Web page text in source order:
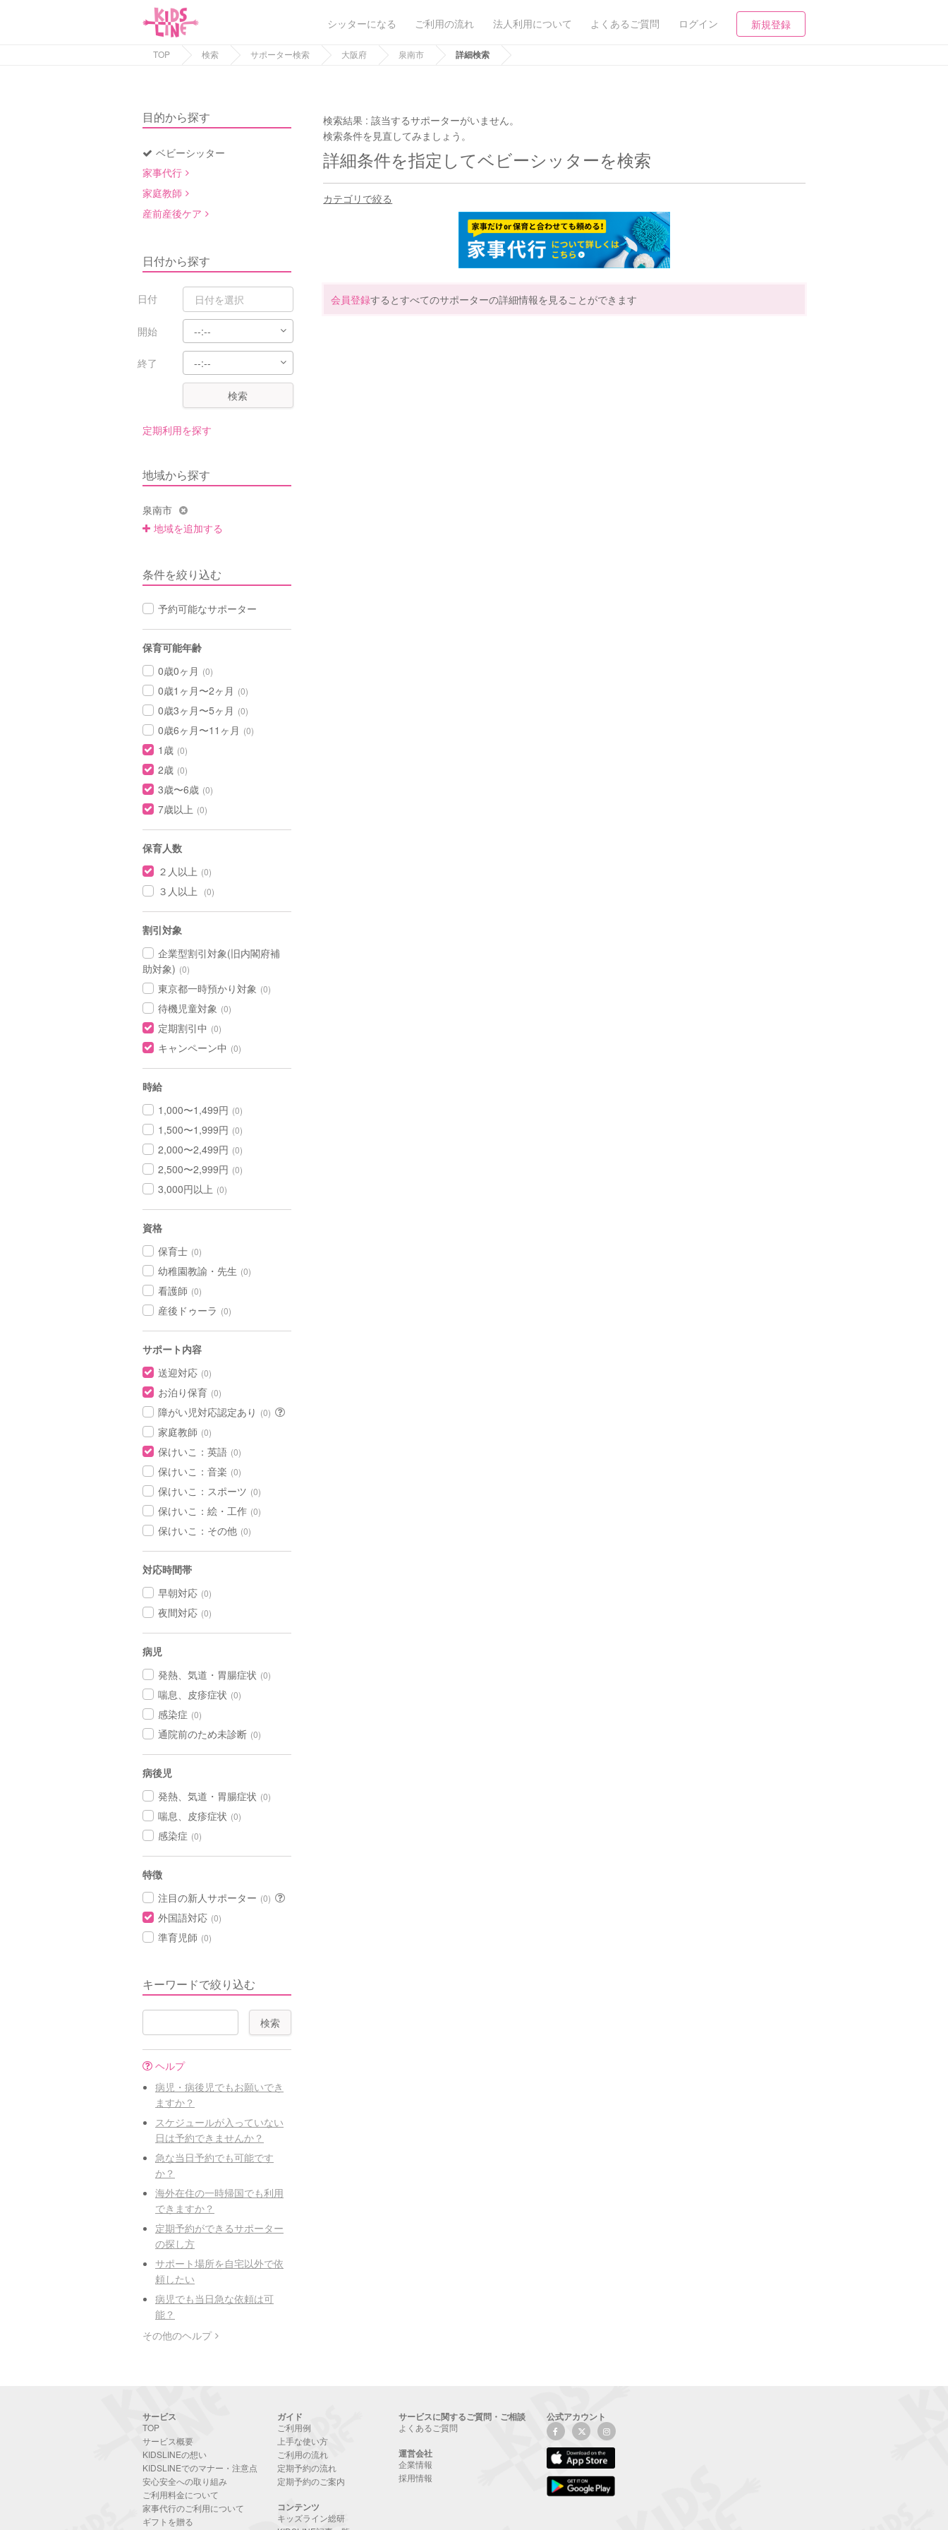
シッターになる ご利用の流れ 法人利用について よくあるご質問 ログイン 新規登録
TOP 検索 サポーター検索 大阪府 泉南市 詳細検索
目的から探す
ベビーシッター
家事代行
家庭教師
産前産後ケア
日付から探す
日付
開始
終了
検索
定期利用を探す
地域から探す
泉南市
地域を追加する
条件を絞り込む
予約可能なサポーター
保育可能年齢
0歳0ヶ月 (0)
0歳1ヶ月〜2ヶ月 (0)
0歳3ヶ月〜5ヶ月 (0)
0歳6ヶ月〜11ヶ月 (0)
1歳 (0)
2歳 (0)
3歳〜6歳 (0)
7歳以上 (0)
保育人数
２人以上 (0)
３人以上 (0)
割引対象
企業型割引対象(旧内閣府補
助対象) (0)
東京都一時預かり対象 (0)
待機児童対象 (0)
定期割引中 (0)
キャンペーン中 (0)
時給
1,000〜1,499円 (0)
1,500〜1,999円 (0)
2,000〜2,499円 (0)
2,500〜2,999円 (0)
3,000円以上 (0)
資格
保育士 (0)
幼稚園教諭・先生 (0)
看護師 (0)
産後ドゥーラ (0)
サポート内容
送迎対応 (0)
お泊り保育 (0)
障がい児対応認定あり (0)
家庭教師 (0)
保けいこ：英語 (0)
保けいこ：音楽 (0)
保けいこ：スポーツ (0)
保けいこ：絵・工作 (0)
保けいこ：その他 (0)
対応時間帯
早朝対応 (0)
夜間対応 (0)
病児
発熱、気道・胃腸症状 (0)
喘息、皮疹症状 (0)
感染症 (0)
通院前のため未診断 (0)
病後児
発熱、気道・胃腸症状 (0)
喘息、皮疹症状 (0)
感染症 (0)
特徴
注目の新人サポーター (0)
外国語対応 (0)
準育児師 (0)
キーワードで絞り込む
ヘルプ
病児・病後児でもお願いでき
ますか？
スケジュールが入っていない
日は予約できませんか？
急な当日予約でも可能です
か？
海外在住の一時帰国でも利用
できますか？
定期予約ができるサポーター
の探し方
サポート場所を自宅以外で依
頼したい
病児でも当日急な依頼は可
能？
その他のヘルプ
検索結果 :該当するサポーターがいません。
検索条件を見直してみましょう。
詳細条件を指定してベビーシッターを検索
カテゴリで絞る
会員登録するとすべてのサポーターの詳細情報を見ることができます
サービス
TOP
サービス概要
KIDSLINEの想い
KIDSLINEでのマナー・注意点
安心安全への取り組み
ご利用料金について
家事代行のご利用について
ギフトを贈る
ガイド
ご利用例
上手な使い方
ご利用の流れ
定期予約の流れ
定期予約のご案内
コンテンツ
キッズライン総研
サービスに関するご質問・ご相談
よくあるご質問
運営会社
企業情報
採用情報
公式アカウント